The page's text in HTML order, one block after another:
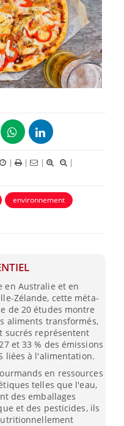
| | |
|
environnement
en Australie et en
Zélande, cette méta-
de 20 études montre
aliments transformés,
sucrés représentent
et 33 % des émissions
liées à l'alimentation.
en ressources
telles que l'eau,
des emballages
et des pesticides, ils